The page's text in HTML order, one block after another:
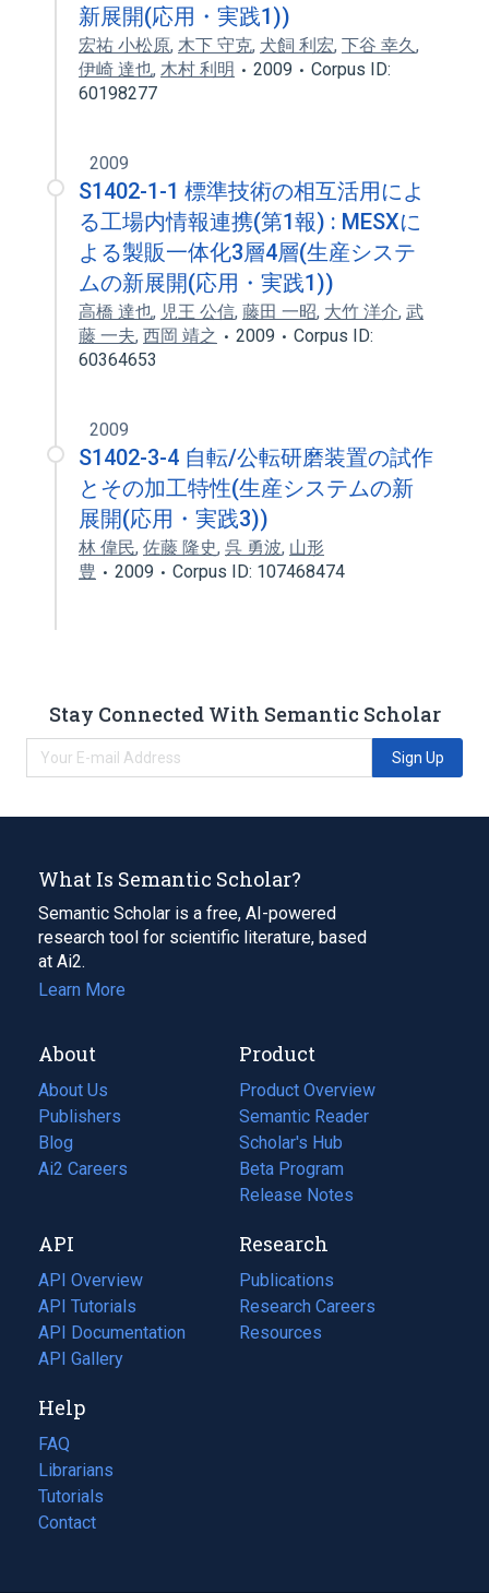
新展開(応用・実践1))
宏祐 小松原, 木下 守克, 犬飼 利宏, 下谷 幸久,
伊崎 達也, 木村 利明 2009
Corpus ID:
60198277
2009
S1402-1-1 標準技術の相互活用によ
る工場内情報連携(第1報) : MESXに
よる製販一体化3層4層(生産システ
ムの新展開(応用・実践1))
高橋 達也, 児王 公信, 藤田 一昭, 大竹 洋介, 武
藤 一夫, 西岡 靖之 2009
Corpus ID:
60364653
2009
S1402-3-4 自転/公転研磨装置の試作
とその加工特性(生産システムの新
展開(応用・実践3))
林 偉民, 佐藤 隆史, 呉 勇波, 山形
豊
2009 Corpus ID: 107468474
Stay Connected With Semantic Scholar
Sign Up
What Is Semantic Scholar?
Semantic Scholar is a free, AI-powered
research tool for scientific literature, based
at Ai2.
Learn More
About
About Us
Publishers
Blog
(opens
in
tab)
Ai2 Careers
(opens
new
tab)
Product
Product Overview
Semantic Reader
Scholar's Hub
Beta Program
Release Notes
API
API Overview
API Tutorials
API Documentation
(opens
in
new
tab)
API Gallery
Research
Publications
(opens
in
a
Research Careers
(opens
in
Resources
(opens
Help
FAQ
Librarians
Tutorials
Contact